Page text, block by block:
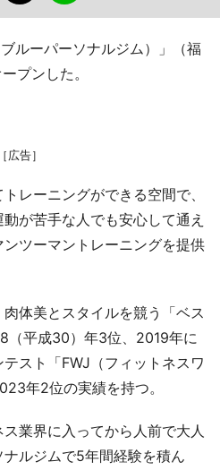
ルーパーソナルジム）」（福
プンした。
［広告］
レーニングができる空間で、
が苦手な人でも安心して通え
ツーマントレーニングを提供
体美とスタイルを競う「ベス
（平成30）年3位、2019年に
スト「FWJ（フィットネスワ
年2位の実績を持つ。
業界に入ってから人前で大人
ルジムで5年間経験を積ん